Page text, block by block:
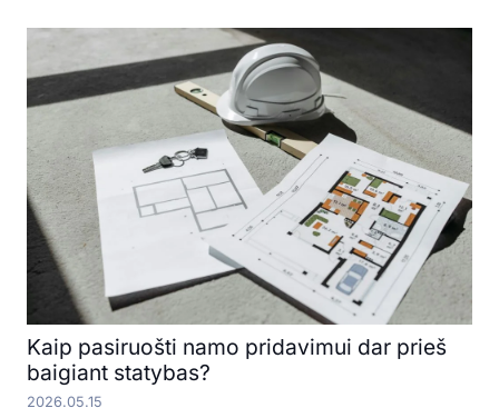
Kaip pasiruošti namo pridavimui dar prieš
baigiant statybas?
2026.05.15